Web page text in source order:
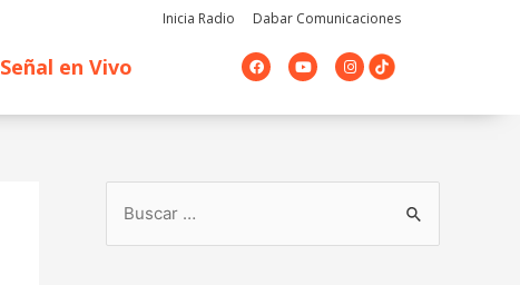
Inicia Radio Dabar Comunicaciones
Señal en Vivo
F
a
c
b
Y
o
u
u
I
n
s
a
u